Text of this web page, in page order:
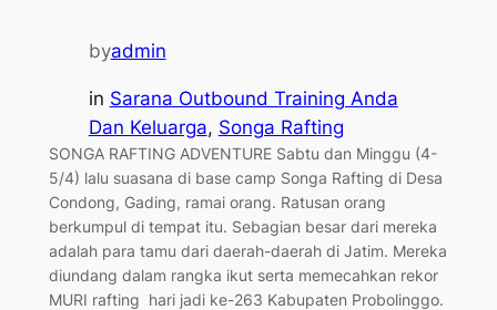
byadmin
in Sarana Outbound Training Anda
Dan Keluarga, Songa Rafting
SONGA RAFTING ADVENTURE Sabtu dan Minggu (4-
5/4) lalu suasana di base camp Songa Rafting di Desa
Condong, Gading, ramai orang. Ratusan orang
berkumpul di tempat itu. Sebagian besar dari mereka
adalah para tamu dari daerah-daerah di Jatim. Mereka
diundang dalam rangka ikut serta memecahkan rekor
MURI rafting hari jadi ke-263 Kabupaten Probolinggo.